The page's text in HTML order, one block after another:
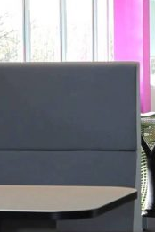
et légalement